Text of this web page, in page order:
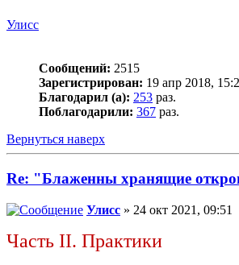
Улисс
Сообщений: 2515
Зарегистрирован: 19 апр 2018,
Благодарил (а): 253 раз.
Поблагодарили: 367 раз.
Вернуться наверх
Re: "Блаженны хранящие
Улисс » 24 окт 2021, 09:51
Часть II. Практики